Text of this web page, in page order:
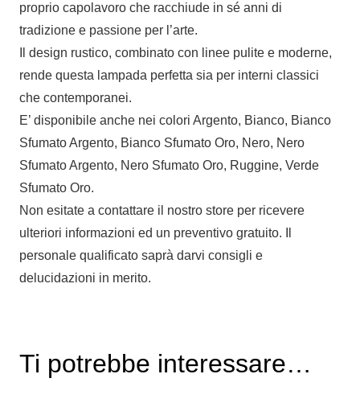
proprio capolavoro che racchiude in sé anni di
tradizione e passione per l’arte.
Il design rustico, combinato con linee pulite e moderne,
rende questa lampada perfetta sia per interni classici
che contemporanei.
E’ disponibile anche nei colori Argento, Bianco, Bianco
Sfumato Argento, Bianco Sfumato Oro, Nero, Nero
Sfumato Argento, Nero Sfumato Oro, Ruggine, Verde
Sfumato Oro.
Non esitate a contattare il nostro store per ricevere
ulteriori informazioni ed un preventivo gratuito. Il
personale qualificato saprà darvi consigli e
delucidazioni in merito.
Ti potrebbe interessare…